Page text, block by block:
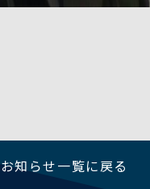
お知らせ一覧に戻る